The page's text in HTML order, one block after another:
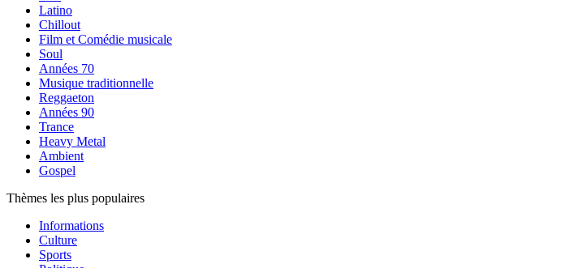
Latino
Chillout
Film et Comédie musicale
Soul
Années 70
Musique traditionnelle
Reggaeton
Années 90
Trance
Heavy Metal
Ambient
Gospel
Thèmes les plus populaires
Informations
Culture
Sports